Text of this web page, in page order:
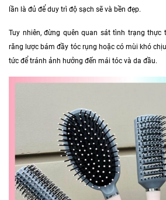
lần là đủ để duy trì độ sạch sẽ và bền đẹp.
Tuy nhiên, đừng quên quan sát tình trạng thực
răng lược bám đầy tóc rụng hoặc có mùi khó
tức để tránh ảnh hưởng đến mái tóc và da đầu.